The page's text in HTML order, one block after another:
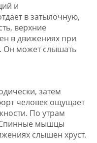
и
в затылочную,
верхние
в движениях при
Он может слышать
затем
человек ощущает
По утрам
Спинные мышцы
слышен хруст.